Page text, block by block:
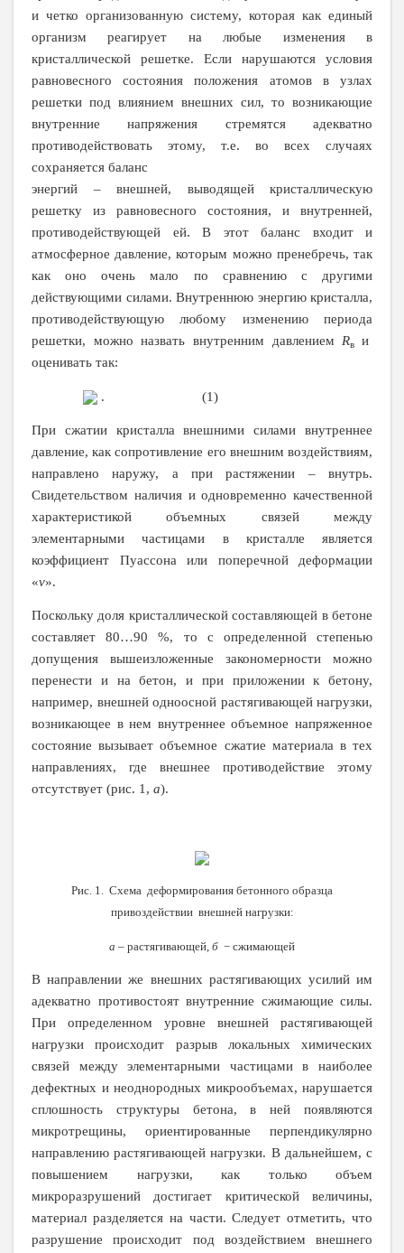
и четко организованную систему, которая как единый
организм реагирует на любые изменения в
кристаллической решетке. Если нарушаются условия
равновесного состояния положения атомов в узлах
решетки под влиянием внешних сил, то возникающие
внутренние напряжения стремятся адекватно
противодействовать этому, т.е. во всех случаях
сохраняется баланс
энергий – внешней, выводящей кристаллическую
решетку из равновесного состояния, и внутренней,
противодействующей ей. В этот баланс входит и
атмосферное давление, которым можно пренебречь, так
как оно очень мало по сравнению с другими
действующими силами. Внутреннюю энергию кристалла,
противодействующую любому изменению периода
решетки, можно назвать внутренним давлениемRви
оценивать так:
. (1)
При сжатии кристалла внешними силами внутреннее
давление, как сопротивление его внешним воздействиям,
направлено наружу, а при растяжении – внутрь.
Свидетельством наличия и одновременно качественной
характеристикой объемных связей между
элементарными частицами в кристалле является
коэффициент Пуассона или поперечной деформации
«ν».
Поскольку доля кристаллической составляющей в бетоне
составляет 80…90 %, то с определенной степенью
допущения вышеизложенные закономерности можно
перенести и на бетон, и при приложении к бетону,
например, внешней одноосной растягивающей нагрузки,
возникающее в нем внутреннее объемное напряженное
состояние вызывает объемное сжатие материала в тех
направлениях, где внешнее противодействие этому
отсутствует (рис. 1, а).
Рис. 1. Схемa деформирования бетонного образца
привоздействии внешней нагрузки:
а – растягивающей, б − сжимающей
В направлении же внешних растягивающих усилий им
адекватно противостоят внутренние сжимающие силы.
При определенном уровне внешней растягивающей
нагрузки происходит разрыв локальных химических
связей между элементарными частицами в наиболее
дефектных и неоднородных микрообъемах, нарушается
сплошность структуры бетона, в ней появляются
микротрещины, ориентированные перпендикулярно
направлению растягивающей нагрузки. В дальнейшем, с
повышением нагрузки, как только объем
микроразрушений достигает критической величины,
материал разделяется на части. Следует отметить, что
разрушение происходит под воздействием внешнего